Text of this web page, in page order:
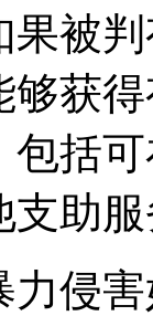
果被
够获
包括
支助
力侵